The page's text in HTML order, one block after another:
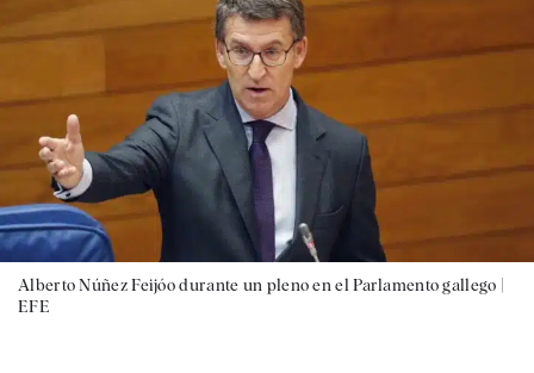
Alberto Núñez Feijóo durante un pleno en el Parlamento gallego |
EFE